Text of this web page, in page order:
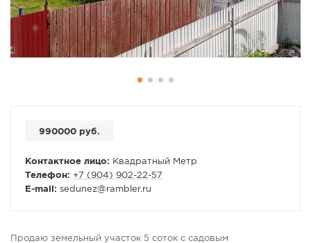
990000 руб.
Контактное лицо: Квадратный Метр
Телефон: +7 (904) 902-22-57
E-mail: sedunez@rambler.ru
Продаю земельный участок 5 соток с садовым